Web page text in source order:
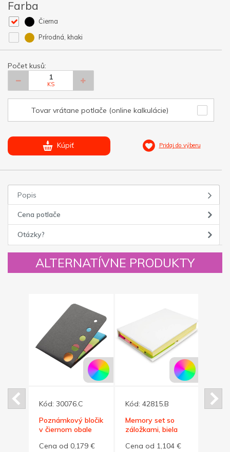
Farba
Čierna
Prírodná, khaki
Počet kusů:
KS
Tovar vrátane potlače (online kalkulácie)
Kúpiť Pridaj do výberu
Popis
Cena potlače
Otázky?
ALTERNATÍVNE PRODUKTY
Kód: 30076.C
Poznámkový bločik
v čiernom obale
Cena od 0,179 €
Kód: 42815.B
Memory set so
záložkami, biela
Cena od 1,104 €
Kód: